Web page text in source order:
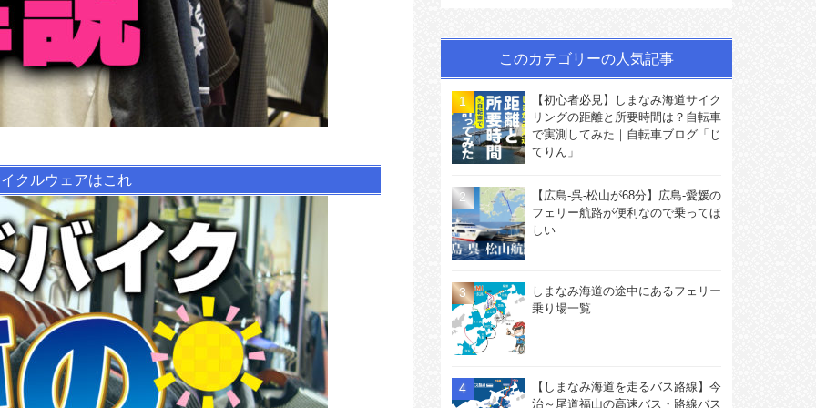
クルウェアはこれ
このカテゴリーの人気記事
【初心者必見】しまなみ海道サイク
リングの距離と所要時間は？自転車
で実測してみた｜自転車ブログ「じ
てりん」
【広島-呉-松山が68分】広島-愛媛の
フェリー航路が便利なので乗ってほ
しい
しまなみ海道の途中にあるフェリー
乗り場一覧
【しまなみ海道を走るバス路線】今
治～尾道福山の高速バス・路線バス